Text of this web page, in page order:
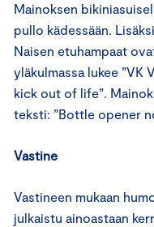
Mainoksen
pullo kädessään.
Naisen etuhampaat
yläkulmassa lukee ”VK
kick out of life”.
teksti: ”Bottle opener
Vastine
Vastineen mukaan
julkaistu ainoastaan